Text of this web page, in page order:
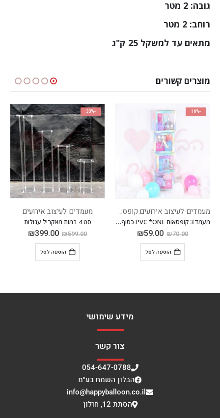
גובה: 2 מטר
רוחב: 2 מטר
מתאים עד למשקל 25 ק"ג
מוצרים קשורים
לעיצוב אירועים,קופסאות PVC
מעמד 3 קופסאות PVC *ONE כסוף דזלר
₪70.00
₪59.00
הוספה לסל
מעמדים לעיצוב אירועים
₪599.00
₪399.00
הוספה לסל
מידע שימושי
צור קשר
054-647-0788
הבלון השמח בע"מ
info@happyballoon.co.il
הסתת 12, חולון